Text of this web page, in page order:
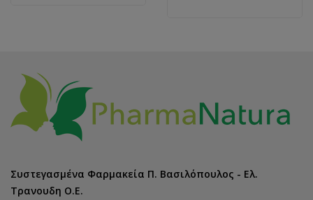
Συστεγασμένα Φαρμακεία Π. Βασιλόπουλος - Ελ.
Τρανουδη Ο.Ε.